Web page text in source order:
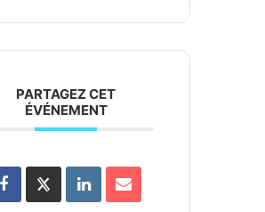
PARTAGEZ CET
ÉVÉNEMENT